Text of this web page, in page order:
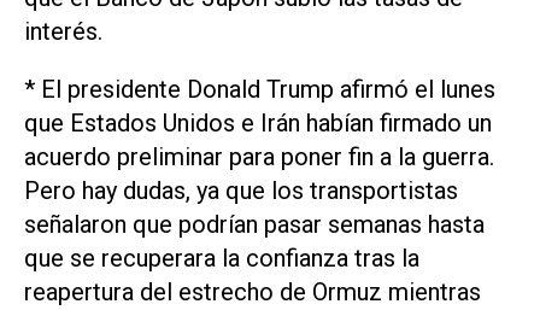
interés.
* El presidente Donald Trump afirmó el lunes
que Estados Unidos e Irán habían firmado un
acuerdo preliminar para poner fin a la guerra.
Pero hay dudas, ya que los transportistas
señalaron que ​podrían pasar semanas hasta
⁠que se recuperara la confianza tras la
reapertura del estrecho de ‌Ormuz mientras